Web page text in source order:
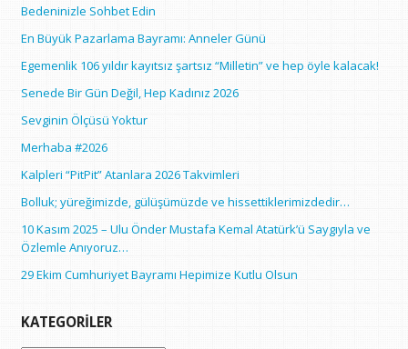
Bedeninizle Sohbet Edin
En Büyük Pazarlama Bayramı: Anneler Günü
Egemenlik 106 yıldır kayıtsız şartsız “Milletin” ve hep öyle kalacak!
Senede Bir Gün Değil, Hep Kadınız 2026
Sevginin Ölçüsü Yoktur
Merhaba #2026
Kalpleri “PitPit” Atanlara 2026 Takvimleri
Bolluk; yüreğimizde, gülüşümüzde ve hissettiklerimizdedir…
10 Kasım 2025 – Ulu Önder Mustafa Kemal Atatürk’ü Saygıyla ve
Özlemle Anıyoruz…
29 Ekim Cumhuriyet Bayramı Hepimize Kutlu Olsun
KATEGORILER